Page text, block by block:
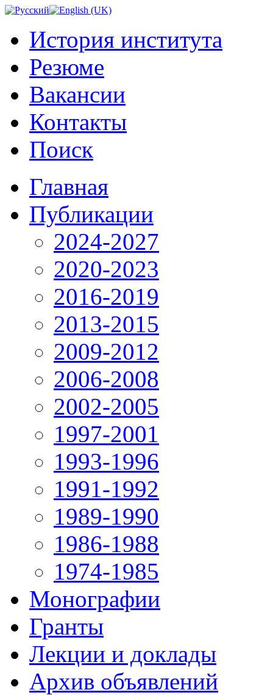
История института
Резюме
Вакансии
Контакты
Поиск
Главная
Публикации
2024-2027
2020-2023
2016-2019
2013-2015
2009-2012
2006-2008
2002-2005
1997-2001
1993-1996
1991-1992
1989-1990
1986-1988
1974-1985
Монографии
Гранты
Лекции и доклады
Архив объявлений